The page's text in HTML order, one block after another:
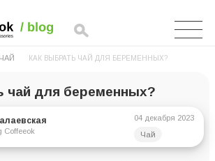
ЧАЙ КАК ВЫБРАТЬ ЧАЙ ДЛЯ БЕРЕМЕННЫХ?
чай для беременных?
Coffeeok
04 декабря 2023
Чай